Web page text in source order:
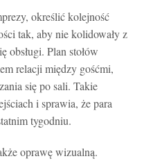
określić kolejność
tak, aby nie kolidowały z
obsługi. Plan stołów
relacji między gośćmi,
się po sali. Takie
i sprawia, że para
tygodniu.
oprawę wizualną.